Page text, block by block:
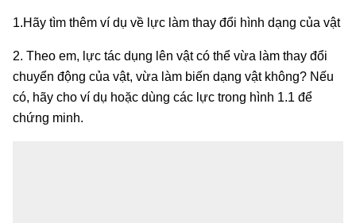
1.Hãy tìm thêm ví dụ về lực làm thay đổi hình dạng của vật
2. Theo em, lực tác dụng lên vật có thể vừa làm thay đổi
chuyển động của vật, vừa làm biến dạng vật không? Nếu
có, hãy cho ví dụ hoặc dùng các lực trong hình 1.1 để
chứng minh.